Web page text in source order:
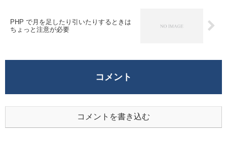
PHP で月を足したり引いたりするときは
ちょっと注意が必要
コメント
コメントを書き込む